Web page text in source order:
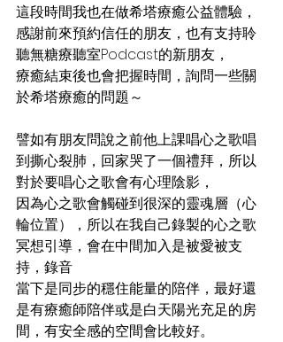
這段時間我也在做希塔療癒公益體驗，
感謝前來預約信任的朋友，也有支持聆
聽無糖療聽室Podcast的新朋友，
療癒結束後也會把握時間，詢問一些關
於希塔療癒的問題～
譬如有朋友問說之前他上課唱心之歌唱
到撕心裂肺，回家哭了一個禮拜，所以
對於要唱心之歌會有心理陰影，
因為心之歌會觸碰到很深的靈魂層（心
輪位置），所以在我自己錄製的心之歌
冥想引導，會在中間加入是被愛被支
持，錄音
當下是同步的穩住能量的陪伴，最好還
是有療癒師陪伴或是白天陽光充足的房
間，有安全感的空間會比較好。